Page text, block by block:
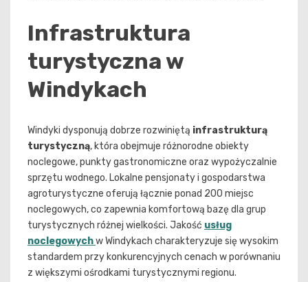
Infrastruktura
turystyczna w
Windykach
Windyki dysponują dobrze rozwiniętą infrastrukturą
turystyczną, która obejmuje różnorodne obiekty
noclegowe, punkty gastronomiczne oraz wypożyczalnie
sprzętu wodnego. Lokalne pensjonaty i gospodarstwa
agroturystyczne oferują łącznie ponad 200 miejsc
noclegowych, co zapewnia komfortową bazę dla grup
turystycznych różnej wielkości. Jakość usług
noclegowychw Windykach charakteryzuje się wysokim
standardem przy konkurencyjnych cenach w porównaniu
z większymi ośrodkami turystycznymi regionu.